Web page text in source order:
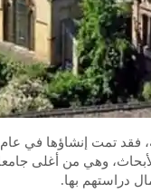
وهي من أغلى
دراستهم بها.